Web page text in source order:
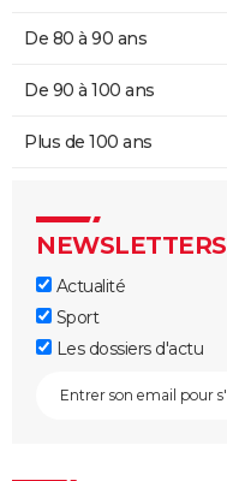
De 80 à 90 ans
De 90 à 100 ans
Plus de 100 ans
NEWSLETTERS
Actualité
Sport
Les dossiers d'actu